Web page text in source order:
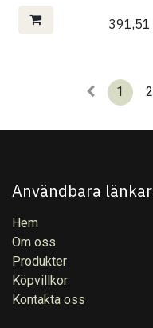
391,51
1 2
Användbara länkar
Hem
Om oss
Produkter
Köpvillkor
Kontakta oss